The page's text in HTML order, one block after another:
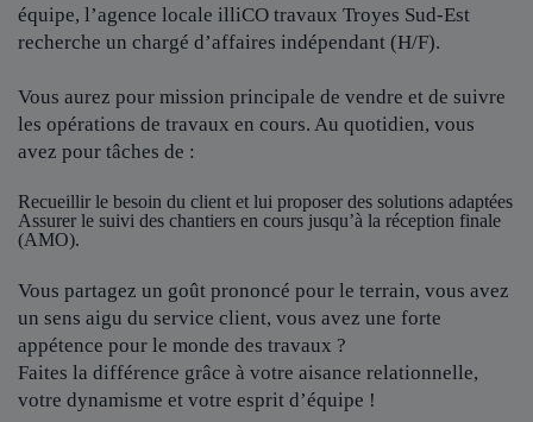
équipe, l’agence locale illiCO travaux Troyes Sud-Est
recherche un chargé d’affaires indépendant (H/F).
Vous aurez pour mission principale de vendre et de suivre
les opérations de travaux en cours. Au quotidien, vous
avez pour tâches de :
Recueillir le besoin du client et lui proposer des solutions adaptées
Assurer le suivi des chantiers en cours jusqu’à la réception finale
(AMO).
Vous partagez un goût prononcé pour le terrain, vous avez
un sens aigu du service client, vous avez une forte
appétence pour le monde des travaux ?
Faites la différence grâce à votre aisance relationnelle,
votre dynamisme et votre esprit d’équipe !